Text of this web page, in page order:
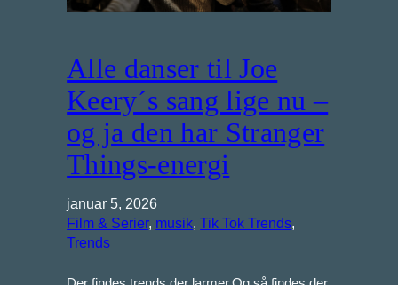
Alle danser til Joe
Keery´s sang lige nu –
og ja den har Stranger
Things-energi
januar 5, 2026
Film & Serier, musik, Tik Tok Trends
Trends